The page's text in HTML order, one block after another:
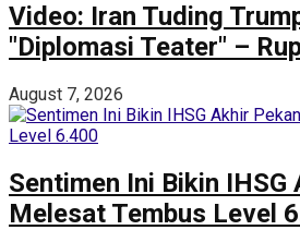
Video: Iran Tuding
"Diplomasi Teater" –
August 7, 2026
Sentimen Ini Bikin IHSG
Melesat Tembus Level